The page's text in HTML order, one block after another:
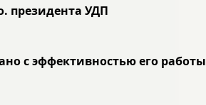
президента УДП
с эффективностью его работы